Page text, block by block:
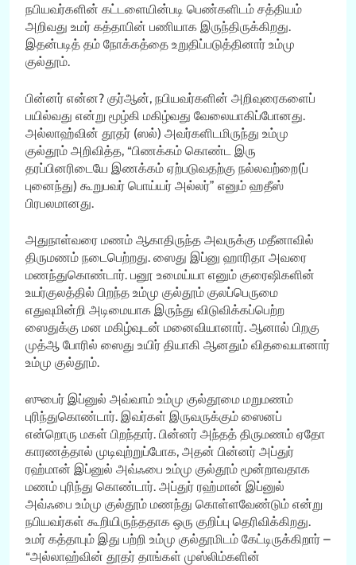
நபியவர்களின் கட்டளையின்படி பெண்களிடம் சத்தியம்
அறிவது உமர் கத்தாபின் பணியாக இருந்திருக்கிறது.
இதன்படித் தம் நோக்கத்தை உறுதிப்படுத்தினார் உம்மு
குல்தூம்.
பின்னர் என்ன? குர்ஆன், நபியவர்களின் அறிவுரைகளைப்
பயில்வது என்று மூழ்கி மகிழ்வது வேலையாகிப்போனது.
அல்லாஹ்வின் தூதர் (ஸல்) அவர்களிடமிருந்து உம்மு
குல்தூம் அறிவித்த, “பிணக்கம் கொண்ட இரு
தரப்பினரிடையே இணக்கம் ஏற்படுவதற்கு நல்லவற்றை(ப்
புனைந்து) கூறுபவர் பொய்யர் அல்லர்” எனும் ஹதீஸ்
பிரபலமானது.
அதுநாள்வரை மணம் ஆகாதிருந்த அவருக்கு மதீனாவில்
திருமணம் நடைபெற்றது. ஸைது இப்னு ஹாரிதா அவரை
மணந்துகொண்டார். பனூ உமைய்யா எனும் குரைஷிகளின்
உயர்குலத்தில் பிறந்த உம்மு குல்தூம் குலப்பெருமை
எதுவுமின்றி அடிமையாக இருந்து விடுவிக்கப்பெற்ற
ஸைதுக்கு மன மகிழ்வுடன் மனைவியானார். ஆனால் பிறகு
முத்ஆ போரில் ஸைது உயிர் தியாகி ஆனதும் விதவையானார்
உம்மு குல்தூம்.
ஸுபைர் இப்னுல் அவ்வாம் உம்மு குல்தூமை மறுமணம்
புரிந்துகொண்டார். இவர்கள் இருவருக்கும் ஸைனப்
என்றொரு மகள் பிறந்தார். பின்னர் அந்தத் திருமணம் ஏதோ
காரணத்தால் முடிவுற்றுப்போக, அதன் பின்னர் அப்துர்
ரஹ்மான் இப்னுல் அவ்ஃபை உம்மு குல்தூம் மூன்றாவதாக
மணம் புரிந்து கொண்டார். அப்துர் ரஹ்மான் இப்னுல்
அவ்ஃபை உம்மு குல்தூம் மணந்து கொள்ளவேண்டும் என்று
நபியவர்கள் கூறியிருந்ததாக ஒரு குறிப்பு தெரிவிக்கிறது.
உமர் கத்தாபும் இது பற்றி உம்மு குல்தூமிடம் கேட்டிருக்கிறார் –
“அல்லாஹ்வின் தூதர் தாங்கள் முஸ்லிம்களின்